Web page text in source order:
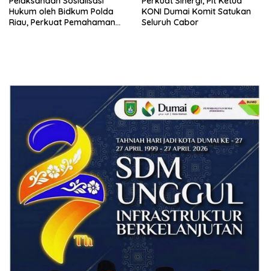
Hukum oleh Bidkum Polda
Riau, Perkuat Pemahaman
KONI Dumai Komit Satukan
Seluruh Cabor